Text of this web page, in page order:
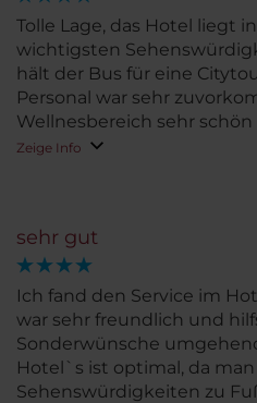
Tolle Lage, das Hotel liegt
wichtigsten
hält der Bus für eine Citytour. Frühstück ist sehr
Personal war sehr
Wellnesbereich sehr schön
Zeige Info
sehr gut
Ich fand den Service im
war sehr freundlich und
Sonderwünsche
Hotel`s ist optimal, da
Sehenswürdigkeiten zu